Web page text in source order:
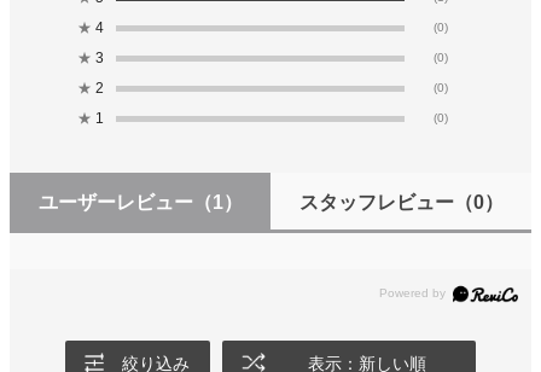
★ 4 (0)
★ 3 (0)
★ 2 (0)
★ 1 (0)
ユーザーレビュー （1） スタッフレビュー（0）
絞り込み 表示：新しい順